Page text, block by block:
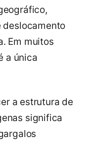
deslocamento
Em muitos
a única
a estrutura de
significa